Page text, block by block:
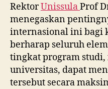
RektorUnissulaProf
menegaskan
internasional ini bagi
berharap seluruh
tingkat program
universitas, dapat
tersebut secara